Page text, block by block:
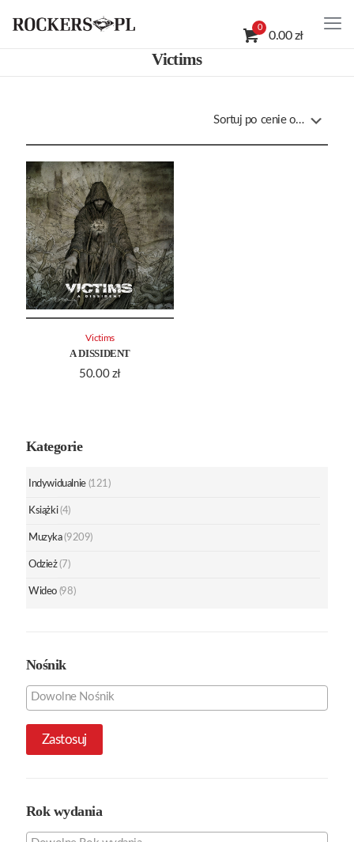
0
0.00 zł
Victims
A DISSIDENT
50.00 zł
Victims
Kategorie
Indywidualnie (121)
Książki (4)
Muzyka (9209)
Odzież (7)
Wideo (98)
Nośnik
Zastosuj
Rok wydania